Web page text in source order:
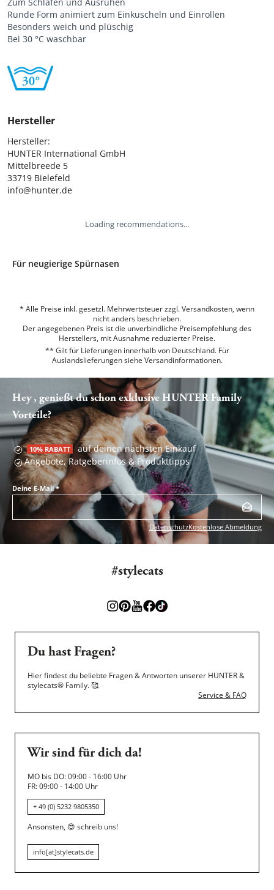
Runde Form animiert zum Einkuscheln und Einrollen
Besonders weich und plüschig
Bei 30 °C waschbar
Hersteller
Hersteller:
HUNTER International GmbH
Mittelbreede 5
33719 Bielefeld
info@hunter.de
Loading recommendations...
Für neugierige Spürnasen
* Alle Preise inkl. gesetzl. Mehrwertsteuer zzgl. Versandkosten, wenn
nicht anders beschrieben.
Der angegebenen Preis ist die unverbindliche Preisempfehlung des
Herstellers, mit Ausnahme reduzierter Preise.
** Gilt für Lieferungen innerhalb von Deutschland. Für
Auslandslieferungen siehe Versandinformationen.
Hey , genießt du schon exklusive HUNTER Family
Vorteile?
10% RABATT auf deinen nächsten Einkauf
Angebote, Ratgeberinfos & Produkttipps
Deine E-Mail*
DatenschutzKostenlose Abmeldung
#stylecats
Du hast Fragen?
Hier findest du beliebte Fragen & Antworten unserer HUNTER &
stylecats® Family.🥰
Service & FAQ
Wir sind für dich da!
MO bis DO: 09:00 - 16:00 Uhr
FR: 09:00 - 14:00 Uhr
+ 49 (0) 5232 9805350
Ansonsten, 😍 schreib uns!
info[at]stylecats.de